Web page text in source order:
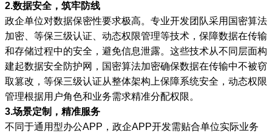
2.数据安全，筑牢防线
政企单位对数据保密性要求极高。专业开发团队采用国密算法
加密、等保三级认证、动态权限管理等技术，保障数据在传输
和存储过程中的安全，避免信息泄露。这些技术从不同层面构
建起数据安全防护网，国密算法加密确保数据在传输中不被窃
取篡改，等保三级认证从整体架构上保障系统安全，动态权限
管理根据用户角色和业务需求精准分配权限。
3.场景定制，精准服务
不同于通用型办公APP，政企APP开发需贴合单位实际业务